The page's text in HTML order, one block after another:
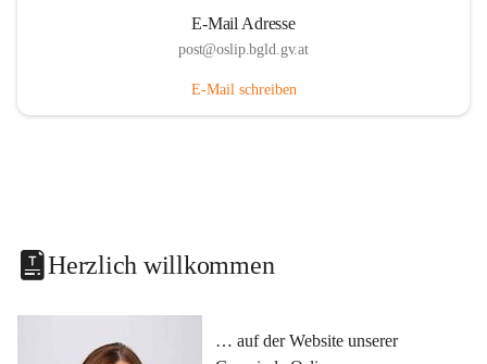
E-Mail Adresse
post@oslip.bgld.gv.at
E-Mail schreiben
Herzlich willkommen
… auf der Website unserer